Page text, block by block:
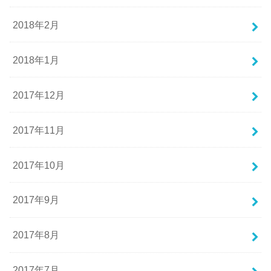
2018年2月
2018年1月
2017年12月
2017年11月
2017年10月
2017年9月
2017年8月